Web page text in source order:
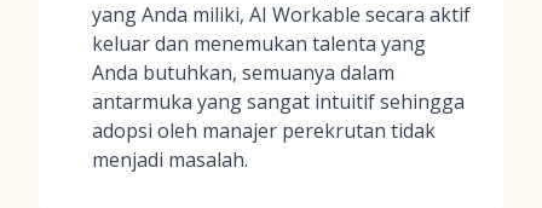
yang Anda miliki, AI Workable secara aktif
keluar dan menemukan talenta yang
Anda butuhkan, semuanya dalam
antarmuka yang sangat intuitif sehingga
adopsi oleh manajer perekrutan tidak
menjadi masalah.